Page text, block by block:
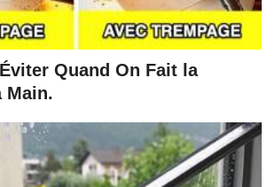
Quand On Fait la
Main.